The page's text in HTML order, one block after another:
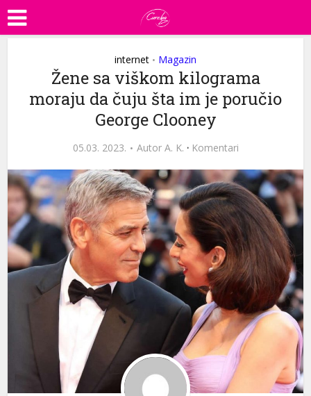
internet • Magazin
Žene sa viškom kilograma
moraju da čuju šta im je poručio
George Clooney
05.03. 2023. Autor A. K. · Komentari